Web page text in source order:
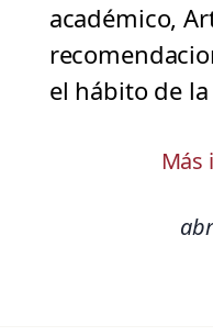
académico,
el hábito de
Más